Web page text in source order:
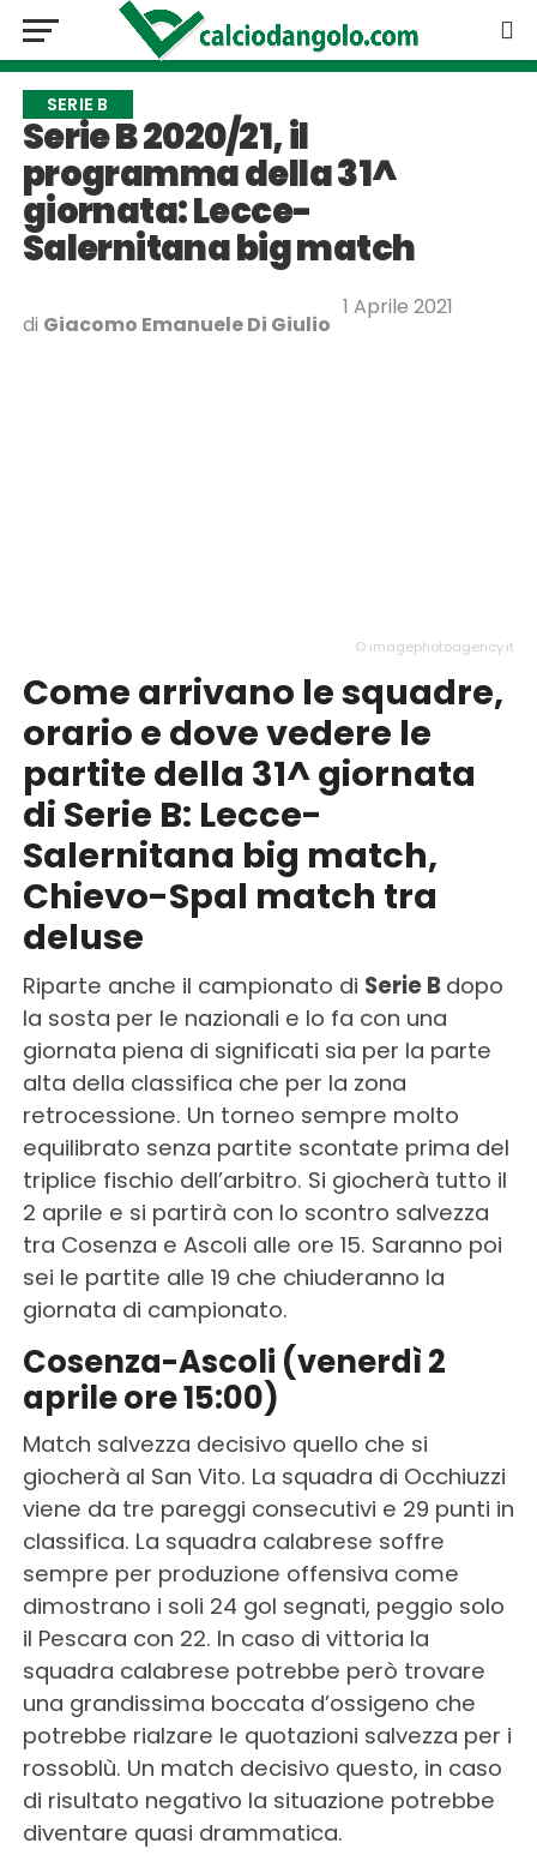
SERIE B
Serie B 2020/21, il
programma della 31^
giornata: Lecce-
Salernitana big match
di Giacomo Emanuele Di Giulio
1 Aprile 2021
© imagephotoagency.it
Come arrivano le squadre,
orario e dove vedere le
partite della 31^ giornata
di Serie B: Lecce-
Salernitana big match,
Chievo-Spal match tra
deluse
Riparte anche il campionato di Serie B dopo
la sosta per le nazionali e lo fa con una
giornata piena di significati sia per la parte
alta della classifica che per la zona
retrocessione. Un torneo sempre molto
equilibrato senza partite scontate prima del
triplice fischio dell’arbitro. Si giocherà tutto il
2 aprile e si partirà con lo scontro salvezza
tra Cosenza e Ascoli alle ore 15. Saranno poi
sei le partite alle 19 che chiuderanno la
giornata di campionato.
Cosenza-Ascoli (venerdì 2
aprile ore 15:00)
Match salvezza decisivo quello che si
giocherà al San Vito. La squadra di Occhiuzzi
viene da tre pareggi consecutivi e 29 punti in
classifica. La squadra calabrese soffre
sempre per produzione offensiva come
dimostrano i soli 24 gol segnati, peggio solo
il Pescara con 22. In caso di vittoria la
squadra calabrese potrebbe però trovare
una grandissima boccata d’ossigeno che
potrebbe rialzare le quotazioni salvezza per i
rossoblù. Un match decisivo questo, in caso
di risultato negativo la situazione potrebbe
diventare quasi drammatica.